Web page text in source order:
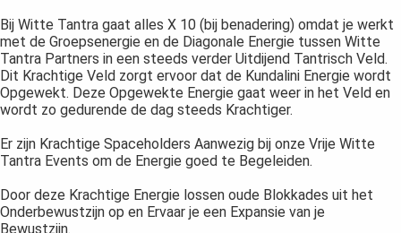
Bij Witte Tantra gaat alles X 10 (bij benadering) omdat je werkt
met de Groepsenergie en de Diagonale Energie tussen Witte
Tantra Partners in een steeds verder Uitdijend Tantrisch Veld.
Dit Krachtige Veld zorgt ervoor dat de Kundalini Energie wordt
Opgewekt. Deze Opgewekte Energie gaat weer in het Veld en
wordt zo gedurende de dag steeds Krachtiger.
Er zijn Krachtige Spaceholders Aanwezig bij onze Vrije Witte
Tantra Events om de Energie goed te Begeleiden.
Door deze Krachtige Energie lossen oude Blokkades uit het
Onderbewustzijn op en Ervaar je een Expansie van je
Bewustzijn.